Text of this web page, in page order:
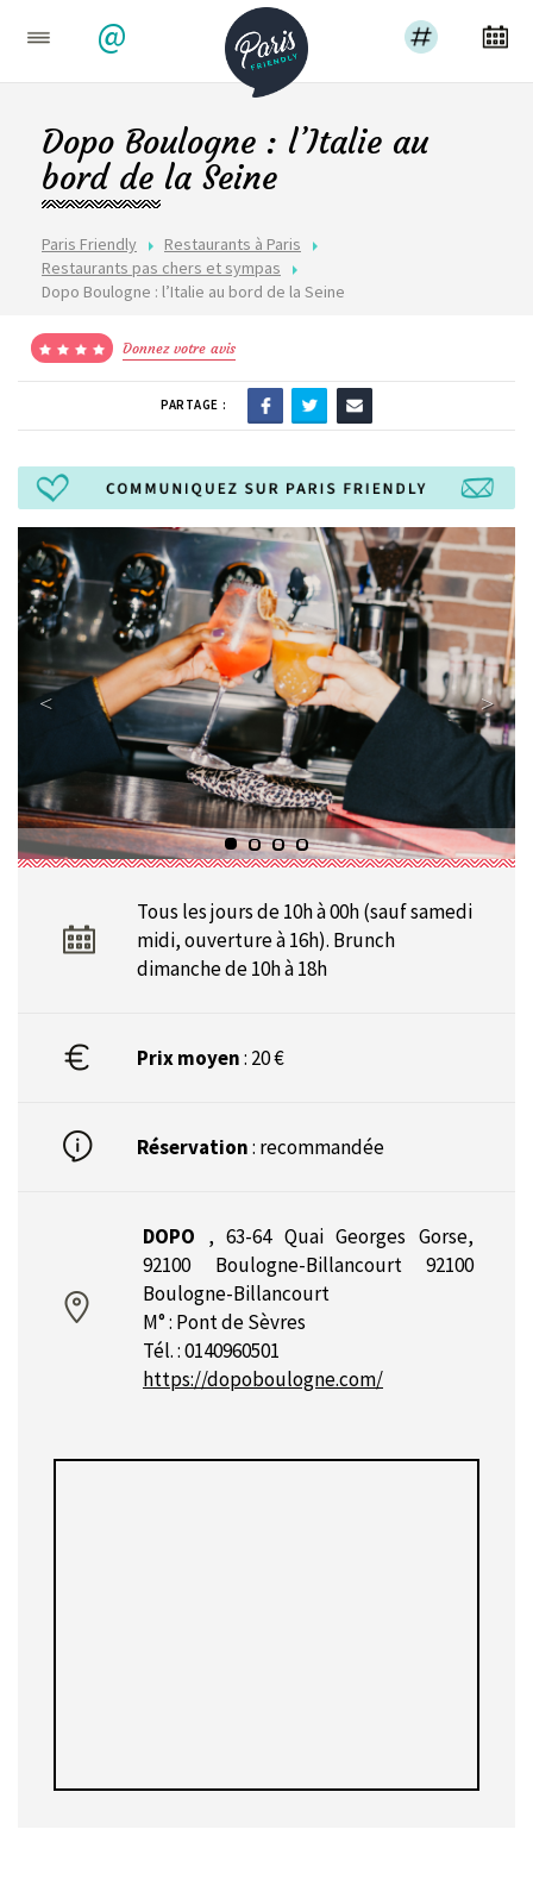
@
Paris Friendly
Restaurants à Paris
Restaurants pas chers et sympas
Dopo Boulogne : l’Italie au bord de la Seine
Dopo Boulogne : l’Italie au
bord de la Seine
Donnez votre avis
PARTAGE :
Tous les jours de 10h à 00h (sauf samedi
midi, ouverture à 16h). Brunch
dimanche de 10h à 18h
Prix moyen: 20 €
Réservation: recommandée
DOPO ,63-64 Quai Georges Gorse,
92100 Boulogne-Billancourt 92100
Boulogne-Billancourt
M° : Pont de Sèvres
Tél. : 0140960501
https://dopoboulogne.com/